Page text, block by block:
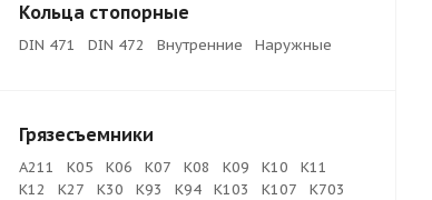
Кольца стопорные
DIN 471 DIN 472 Внутренние Наружные
Грязесъемники
A211 K05 K06 K07 K08 K09 K10
K11
K12
K27 K30 K93 K94 K103 K107
K703